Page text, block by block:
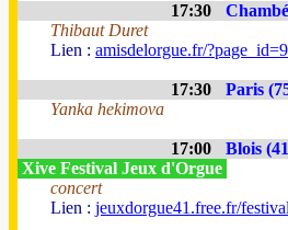
17:30
Thibaut Duret
Lien : amisdelorgue.fr/
17:30 Paris
Yanka hekimova
17:00 Blois
Xive Festival Jeux d'Orgue
concert
Lien : jeuxdorgue41.free.fr/